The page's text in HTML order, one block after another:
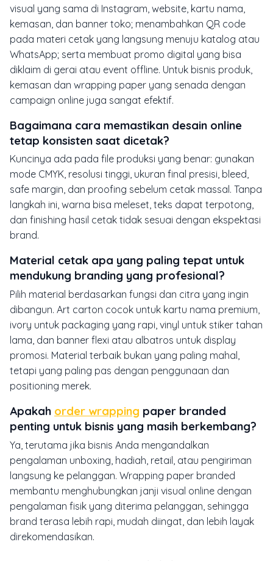
visual yang sama di Instagram, website, kartu nama,
kemasan, dan banner toko; menambahkan QR code
pada materi cetak yang langsung menuju katalog atau
WhatsApp; serta membuat promo digital yang bisa
diklaim di gerai atau event offline. Untuk bisnis produk,
kemasan dan wrapping paper yang senada dengan
campaign online juga sangat efektif.
Bagaimana cara memastikan desain online
tetap konsisten saat dicetak?
Kuncinya ada pada file produksi yang benar: gunakan
mode CMYK, resolusi tinggi, ukuran final presisi, bleed,
safe margin, dan proofing sebelum cetak massal. Tanpa
langkah ini, warna bisa meleset, teks dapat terpotong,
dan finishing hasil cetak tidak sesuai dengan ekspektasi
brand.
Material cetak apa yang paling tepat untuk
mendukung branding yang profesional?
Pilih material berdasarkan fungsi dan citra yang ingin
dibangun. Art carton cocok untuk kartu nama premium,
ivory untuk packaging yang rapi, vinyl untuk stiker tahan
lama, dan banner flexi atau albatros untuk display
promosi. Material terbaik bukan yang paling mahal,
tetapi yang paling pas dengan penggunaan dan
positioning merek.
Apakah order wrapping paper branded
penting untuk bisnis yang masih berkembang?
Ya, terutama jika bisnis Anda mengandalkan
pengalaman unboxing, hadiah, retail, atau pengiriman
langsung ke pelanggan. Wrapping paper branded
membantu menghubungkan janji visual online dengan
pengalaman fisik yang diterima pelanggan, sehingga
brand terasa lebih rapi, mudah diingat, dan lebih layak
direkomendasikan.